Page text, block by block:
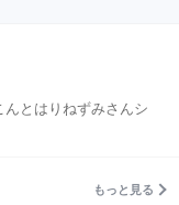
とはりねずみさんシ
もっと見る